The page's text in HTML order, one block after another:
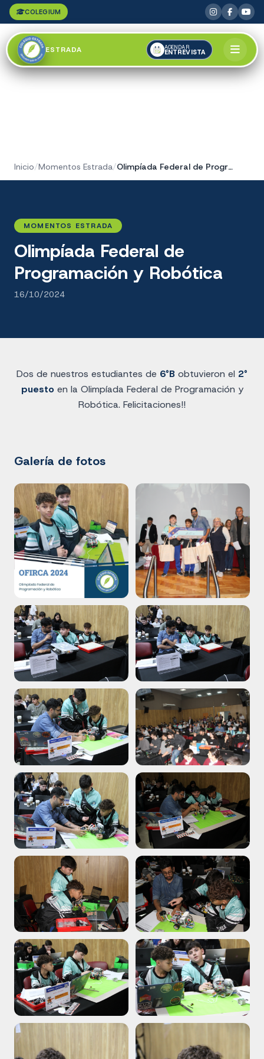
COLEGIUM
ESTRADA AGENDAR
ENTREVISTA
Inicio/Momentos Estrada/ Olimpíada Federal de Programación y Robótica
MOMENTOS ESTRADA
Olimpíada Federal de
Programación y Robótica
16/10/2024
Dos de nuestros estudiantes de 6°B obtuvieron el 2°
puesto en la Olimpíada Federal de Programación y
Robótica. Felicitaciones!!
Galería de fotos